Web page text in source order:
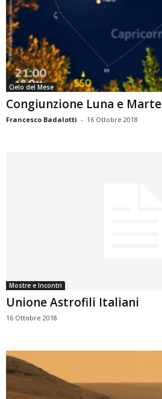
Cielo del Mese
Congiunzione Luna e Marte
Francesco Badalotti - 16 Ottobre 2018
Mostre e Incontri
Unione Astrofili Italiani
16 Ottobre 2018